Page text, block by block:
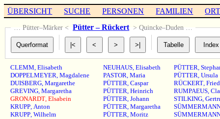
ÜBERSICHT SUCHE PERSONEN FAMILIEN
… Pütter–Märker < Pütter – Rückert > Quincke–Duden …
CLEMM,Elisabeth
DOPPELMEYER,Magdalene
DUISBERG,Margarethe
GREVING,Margaretha
GRONARDT,Elsabein
KRUPP,Anton
KRUPP,Wilhelm
NEUHAUS, Elisabeth
PASTOR, Maria
PÜTTER, Caspar
PÜTTER, Heinrich
PÜTTER, Johann
PÜTTER, Margaretha
PÜTTER, Moritz
PÜTTER,
PÜTTER, Ursula
RÜCKERT,
RUMPAEUS,
STILKING,